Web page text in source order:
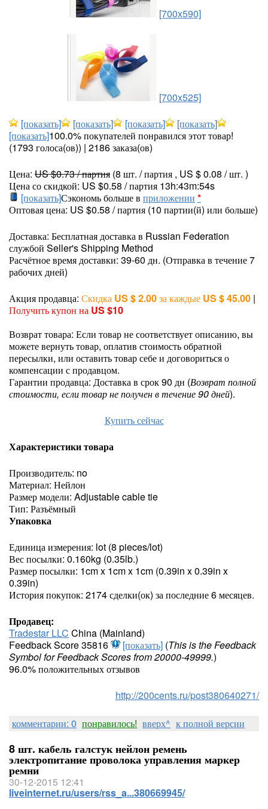
[700x590]
[700x525]
[показать]
[показать] [показать]
[показать]
[показать]100.0% покупателей понравился этот товар!
(1793 голоса(ов)) | 2186 заказа(ов)
Цена: US $0.73 / партия (8 шт. / партия , US $ 0.08 / шт. )
Цена со скидкой: US $0.58 / партия 13h:43m:54s
[показать]Сэкономь больше в приложении *
Оптовая цена: US $0.58 / партия (10 партии(й) или больше)
Доставка: Бесплатная доставка в Russian Federation
службой Seller's Shipping Method
Расчётное время доставки: 39-60 дн. (Отправка в течение 7
рабочих дней)
Акция продавца: Скидка US $ 2.00за каждые US $ 45.00 |
Получить купон на US $10
Возврат товара: Если товар не соответствует описанию, вы
можете вернуть товар, оплатив стоимость обратной
пересылки, или оставить товар себе и договориться о
компенсации с продавцом.
Гарантии продавца: Доставка в срок 90 дн (Возврат полной
стоимости, если товар не получен в течение 90 дней).
Купить сейчас
Характеристики товара
Производитель: no
Материал: Нейлон
Размер модели: Adjustable cable tie
Тип: Разъёмный
Упаковка
Единица измерения: lot (8 pieces/lot)
Вес посылки: 0.160kg (0.35lb.)
Размер посылки: 1cm x 1cm x 1cm (0.39in x 0.39in x
0.39in)
История покупок: 2174 сделки(ок) за последние 6 месяцев.
Продавец:
Tradestar LLC China (Mainland)
Feedback Score 35816
[показать] (This is the Feedback
Symbol for Feedback Scores from 20000-49999.)
96.0% положительных отзывов
http://200cents.ru/post380640271/
комментарии: 0 понравилось! вверх^ к полной версии
8 шт. кабель галстук нейлон ремень
электропитание проволока управления маркер
ремни
30-12-2015 12:41
liveinternet.ru/users/rss_a...380669945/